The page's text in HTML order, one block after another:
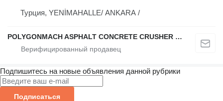
Турция, YENİMAHALLE/ ANKARA /
POLYGONMACH ASPHALT CONCRETE CRUSHER SYSTEMS
Подпишитесь на новые объявления данной рубрики
Подписаться